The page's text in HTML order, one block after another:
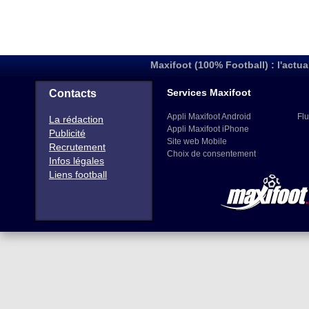
Maxifoot (100% Football) :
Contacts
La rédaction
Publicité
Recrutement
Infos légales
Liens football
Services Maxifoot
Appli Maxifoot Android
Appli Maxifoot iPhone
Site web Mobile
Choix de consentement